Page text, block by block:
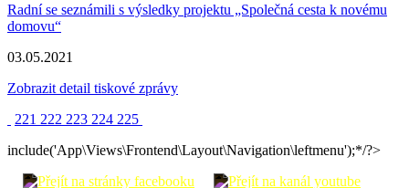
Radní se seznámili s výsledky projektu „Společná cesta k novému
domovu“
03.05.2021
Zobrazit detail tiskové zprávy
221 222 223 224 225
include('App\Views\Frontend\Layout\Navigation\leftmenu');*/?>